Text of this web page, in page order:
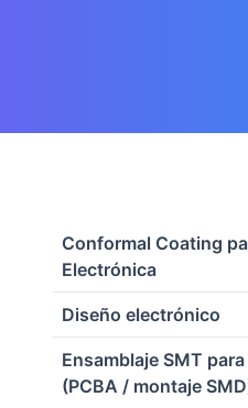
Conformal Coating
Electrónica
Diseño electrónico
Ensamblaje SMT
(PCBA / montaje